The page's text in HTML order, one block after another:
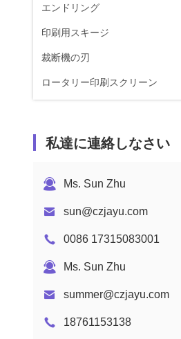
エンドリング
印刷用スキージ
裁断機の刃
ロータリー印刷スクリーン
私達に連絡しなさい
Ms. Sun Zhu
sun@czjayu.com
0086 17315083001
Ms. Sun Zhu
summer@czjayu.com
18761153138